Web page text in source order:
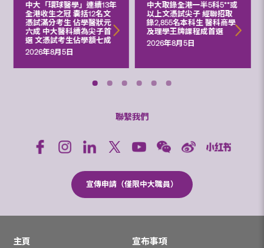
中大「環球醫學」連續13年
全港收生之冠 囊括12名文
憑試滿分考生 佔學醫狀元
六成 中大醫科續為尖子首
選 文憑試考生佔學額七成
2026年8月5日
中大取錄全港一半5科5**或
以上文憑試尖子 經聯招取
錄2,855名本科生 醫科商學
及理學王牌課程成首選
2026年8月5日
聯繫我們
宣傳申請（僅限中大職員）
主頁
宣布事項